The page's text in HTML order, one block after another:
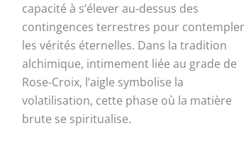
capacité à s’élever au-dessus des
contingences terrestres pour contempler
les vérités éternelles. Dans la tradition
alchimique, intimement liée au grade de
Rose-Croix, l’aigle symbolise la
volatilisation, cette phase où la matière
brute se spiritualise.